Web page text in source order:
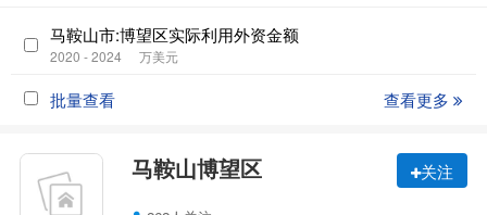
马鞍山市:博望区实际利用外资金额
2020 - 2024 万美元
批量查看 查看更多
马鞍山博望区 关注